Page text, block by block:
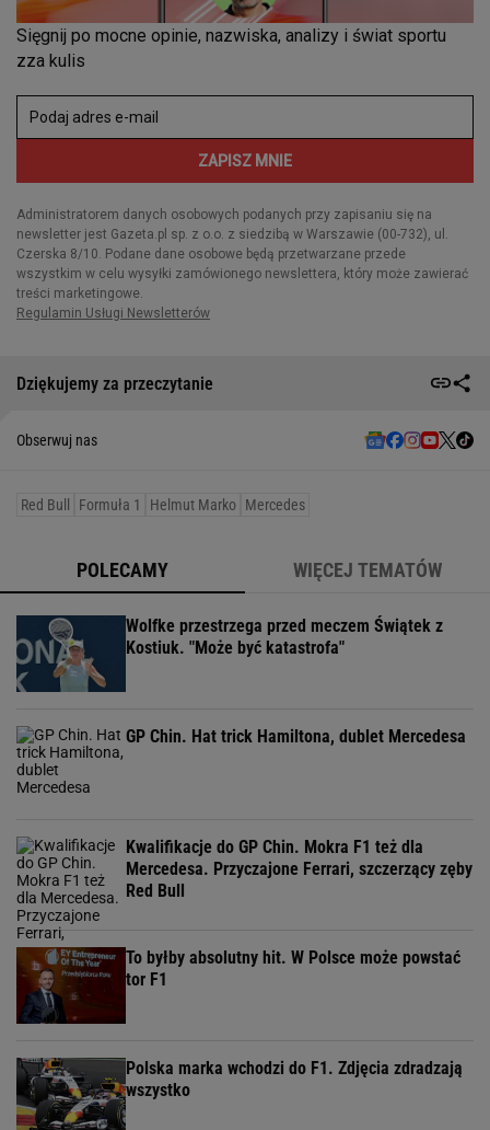
Dziękujemy za przeczytanie
Obserwuj nas
Red Bull Formuła 1 Helmut Marko Mercedes
POLECAMY WIĘCEJ TEMATÓW
Wolfke przestrzega przed meczem Świątek z
Kostiuk. "Może być katastrofa"
GP Chin. Hat trick Hamiltona, dublet Mercedesa
Kwalifikacje do GP Chin. Mokra F1 też dla
Mercedesa. Przyczajone Ferrari, szczerzący zęby
Red Bull
To byłby absolutny hit. W Polsce może powstać
tor F1
Polska marka wchodzi do F1. Zdjęcia zdradzają
wszystko